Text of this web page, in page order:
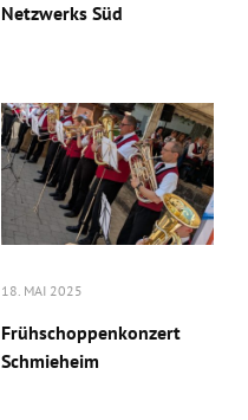
Netzwerks Süd
18. MAI 2025
Frühschoppenkonzert
Schmieheim